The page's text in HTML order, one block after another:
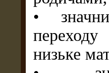
•
низьке